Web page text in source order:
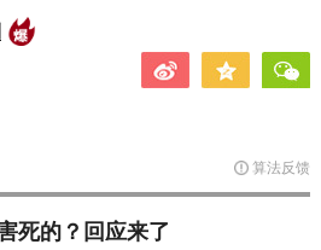
算法反馈
死的？回应来了